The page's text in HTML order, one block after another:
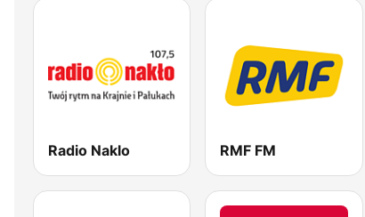
Radio Naklo RMF FM